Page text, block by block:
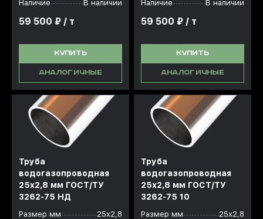
Наличие
В наличии
59 500 ₽ / т
КУПИТЬ
АНАЛОГИЧНЫЕ
Наличие
В наличии
59 500 ₽ / т
КУПИТЬ
АНАЛОГИЧНЫЕ
Труба
водогазопроводная
25x2,8 мм ГОСТ/ТУ
3262-75 НД
Размер мм
25х2,8
Труба
водогазопроводная
25x2,8 мм ГОСТ/ТУ
3262-75 10
Размер мм
25х2,8